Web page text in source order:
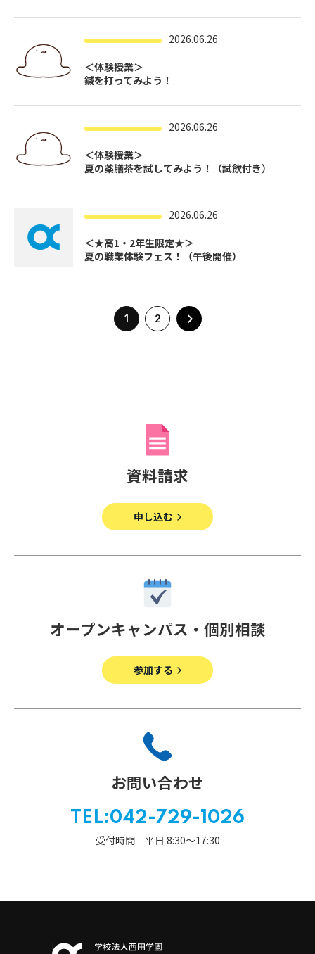
2026.06.26
＜体験授業＞
鍼を打ってみよう！
2026.06.26
＜体験授業＞
夏の薬膳茶を試してみよう！（試飲付き）
2026.06.26
＜★高1・2年生限定★＞
夏の職業体験フェス！（午後開催）
1 2
資料請求
申し込む
オープンキャンパス・個別相談
参加する
お問い合わせ
TEL:042-729-1026
受付時間 平日 8:30〜17:30